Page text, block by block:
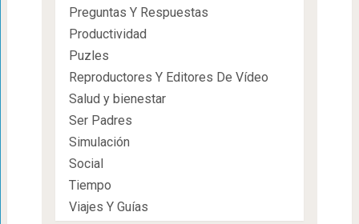
Preguntas Y Respuestas
Productividad
Puzles
Reproductores Y Editores De Vídeo
Salud y bienestar
Ser Padres
Simulación
Social
Tiempo
Viajes Y Guías